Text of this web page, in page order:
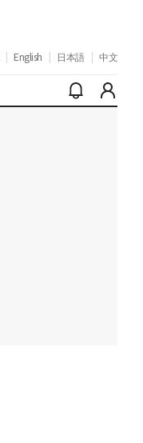
English 日本語 中文